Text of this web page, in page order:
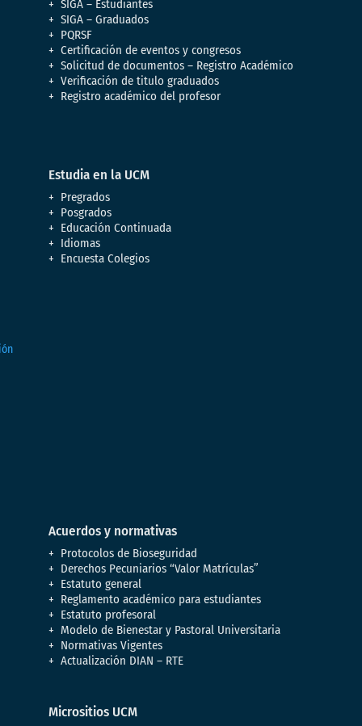
SIGA – Estudiantes
SIGA – Graduados
PQRSF
Certificación de eventos y congresos
Solicitud de documentos – Registro Académico
Verificación de titulo graduados
Registro académico del profesor
Estudia en la UCM
Pregrados
Posgrados
Educación Continuada
Idiomas
Encuesta Colegios
Acuerdos y normativas
Protocolos de Bioseguridad
Derechos Pecuniarios “Valor Matrículas”
Estatuto general
Reglamento académico para estudiantes
Estatuto profesoral
Modelo de Bienestar y Pastoral Universitaria
Normativas Vigentes
Actualización DIAN – RTE
Micrositios UCM